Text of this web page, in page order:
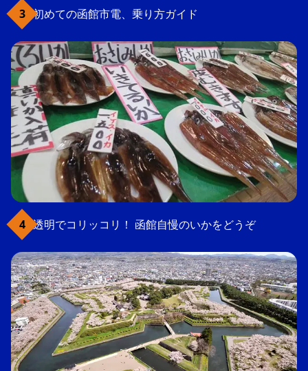
初めての函館市電、乗り方ガイド
透明でコリッコリ！ 函館自慢のいかをどうぞ